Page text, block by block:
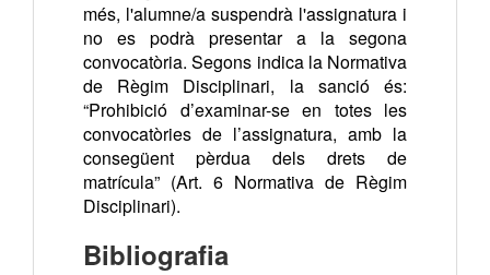
més, l'alumne/a suspendrà l'assignatura i
no es podrà presentar a la segona
convocatòria. Segons indica la Normativa
de Règim Disciplinari, la sanció és:
“Prohibició d’examinar-se en totes les
convocatòries de l’assignatura, amb la
consegüent pèrdua dels drets de
matrícula” (Art. 6 Normativa de Règim
Disciplinari).
Bibliografia